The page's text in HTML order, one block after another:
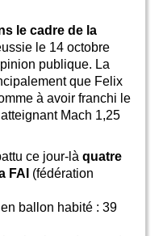
le cadre de la
le 14 octobre
publique. La
que Felix
à avoir franchi le
Mach 1,25
ce jour-là quatre
FAI (fédération
ballon habité : 39